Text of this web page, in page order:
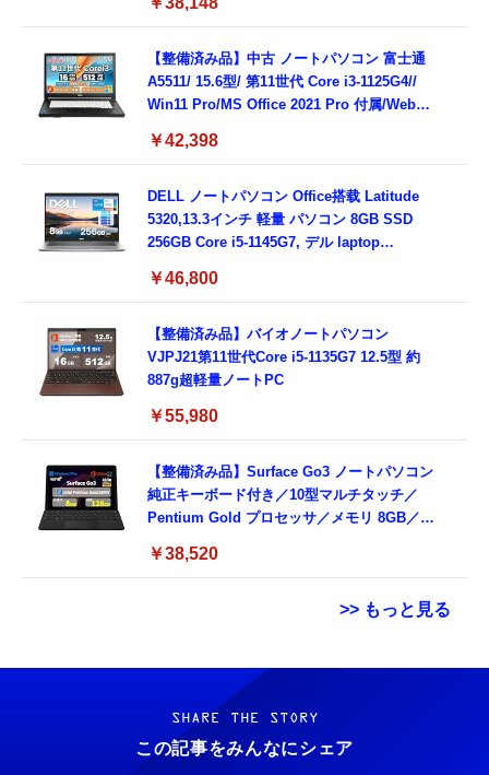
Type-C/360度回転対応/有線静音マウス付
8GB,SSD256GB)
【整備済み品】中古 ノートパソコン 富士通
A5511/ 15.6型/ 第11世代 Core i3-1125G4//
Win11 Pro/MS Office 2021 Pro 付属/Webカ
3.0)/ 有線静音マウス付属/ 180日保証（メモリ
￥42,398
DELL ノートパソコン Office搭载 Latitude
5320,13.3インチ 軽量 パソコン 8GB SSD
256GB Core i5-1145G7, デル laptop
ド付き (整備済み品)
￥46,800
【整備済み品】バイオノートパソコン
VJPJ21第11世代Core i5-1135G7 12.5型 約
887g超軽量ノートPC
￥55,980
【整備済み品】Surface Go3 ノートパソコン
純正キーボード付き／10型マルチタッチ／
Pentium Gold プロセッサ／メモリ 8GB／
Bluetooth5.0／USB-C／1080p顔認証カメラ
￥38,520
>> もっと見る
Grithope イヤホン タイプC【2026新モデル
耐久性】 有線イヤホン マイク付き HiFi音質
ノイズ低減 重低音 遅延なし
￥949
霊界コミュニケーションロボット BAKETAN
WARASHI ばけたん ワラシ 改 KAI
￥5,400
SHARE THE STORY
この記事をみんなにシェア